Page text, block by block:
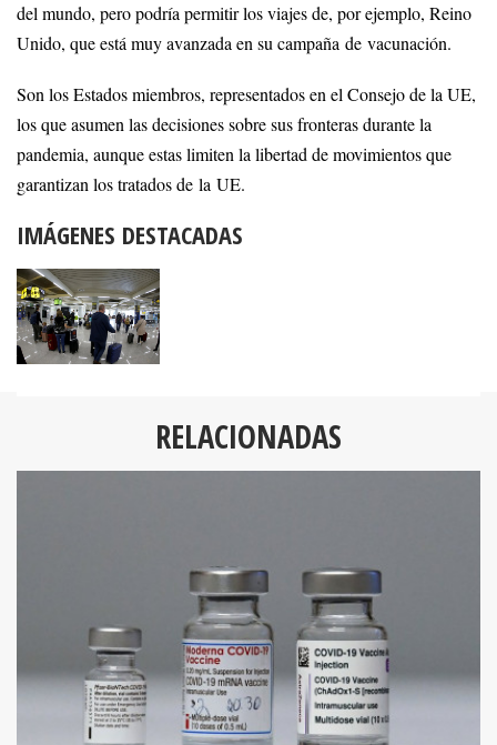
del mundo, pero podría permitir los viajes de, por ejemplo, Reino
Unido, que está muy avanzada en su campaña de vacunación.
Son los Estados miembros, representados en el Consejo de la UE,
los que asumen las decisiones sobre sus fronteras durante la
pandemia, aunque estas limiten la libertad de movimientos que
garantizan los tratados de la UE.
IMÁGENES DESTACADAS
RELACIONADAS